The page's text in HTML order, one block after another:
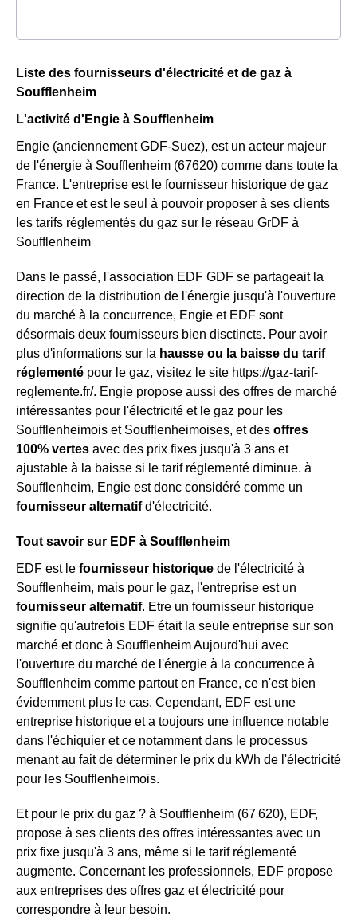
Liste des fournisseurs d'électricité et de gaz à
Soufflenheim
L'activité d'Engie à Soufflenheim
Engie (anciennement GDF-Suez), est un acteur majeur
de l'énergie à Soufflenheim (67620) comme dans toute la
France. L'entreprise est le fournisseur historique de gaz
en France et est le seul à pouvoir proposer à ses clients
les tarifs réglementés du gaz sur le réseau GrDF à
Soufflenheim
Dans le passé, l'association EDF GDF se partageait la
direction de la distribution de l'énergie jusqu'à l'ouverture
du marché à la concurrence, Engie et EDF sont
désormais deux fournisseurs bien disctincts. Pour avoir
plus d'informations sur la hausse ou la baisse du tarif
réglementé pour le gaz, visitez le site https://gaz-tarif-
reglemente.fr/. Engie propose aussi des offres de marché
intéressantes pour l'électricité et le gaz pour les
Soufflenheimois et Soufflenheimoises, et des offres
100% vertes avec des prix fixes jusqu'à 3 ans et
ajustable à la baisse si le tarif réglementé diminue. à
Soufflenheim, Engie est donc considéré comme un
fournisseur alternatifd'électricité.
Tout savoir sur EDF à Soufflenheim
EDF est le fournisseur historique de l'électricité à
Soufflenheim, mais pour le gaz, l'entreprise est un
fournisseur alternatif. Etre un fournisseur historique
signifie qu'autrefois EDF était la seule entreprise sur son
marché et donc à Soufflenheim Aujourd'hui avec
l'ouverture du marché de l'énergie à la concurrence à
Soufflenheim comme partout en France, ce n'est bien
évidemment plus le cas. Cependant, EDF est une
entreprise historique et a toujours une influence notable
dans l'échiquier et ce notamment dans le processus
menant au fait de déterminer le prix du kWh de l'électricité
pour les Soufflenheimois.
Et pour le prix du gaz ? à Soufflenheim (67 620), EDF,
propose à ses clients des offres intéressantes avec un
prix fixe jusqu'à 3 ans, même si le tarif réglementé
augmente. Concernant les professionnels, EDF propose
aux entreprises des offres gaz et électricité pour
correspondre à leur besoin.